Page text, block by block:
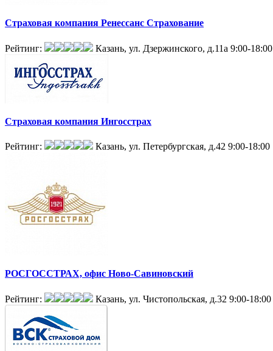
Страховая компания Ренессанс Страхование
Рейтинг: Казань, ул. Дзержинского, д.11а 9:00-18:00
Страховая компания Ингосстрах
Рейтинг: Казань, ул. Петербургская, д.42 9:00-18:00
РОСГОССТРАХ, офис Ново-Савиновский
Рейтинг: Казань, ул. Чистопольская, д.32 9:00-18:00